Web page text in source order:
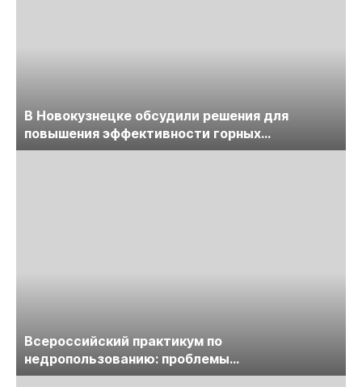
В Новокузнецке обсудили решения для
повышения эффективности горных
предприятий
Всероссийский практикум по
недропользованию: проблемы
лицензирования, цифровизации, экспертизы